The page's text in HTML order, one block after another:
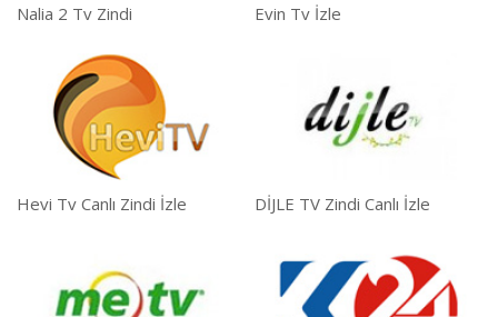
Nalia 2 Tv Zindi Evin Tv İzle
Hevi Tv Canlı Zindi İzle DİJLE TV Zindi Canlı İzle